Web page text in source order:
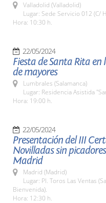
Valladolid (Valladolid)
Lugar: Sede Servicio 012 (C/
Hora: 10:30 h.
22/05/2024
Fiesta de Santa Rita en
de mayores
Lumbrales (Salamanca)
Lugar: Residencia Asistida
Hora: 19:00 h.
22/05/2024
Presentación del III
Novilladas sin
Madrid
Madrid (Madrid)
Lugar: Pl. Toros Las Ventas
Bienvenida).
Hora: 12:30 h.